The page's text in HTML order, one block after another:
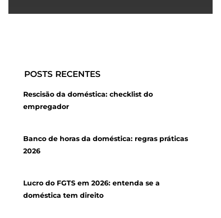
POSTS RECENTES
Rescisão da doméstica: checklist do
empregador
Banco de horas da doméstica: regras práticas
2026
Lucro do FGTS em 2026: entenda se a
doméstica tem direito